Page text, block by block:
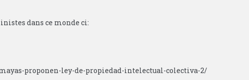
dans ce monde ci:
proponen-ley-de-propiedad-intelectual-colectiva-2/